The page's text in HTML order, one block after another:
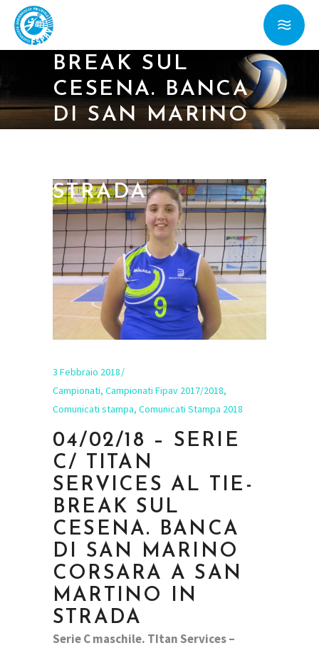
SERVICES AL TIE-
BREAK SUL
CESENA. BANCA
DI SAN MARINO
STRADA
3 Febbraio 2018
Campionati, Campionati Fipav 2017/2018,
Comunicati stampa, Comunicati Stampa 2018
04/02/18 – SERIE
C/ TITAN
SERVICES AL TIE-
BREAK SUL
CESENA. BANCA
DI SAN MARINO
CORSARA A SAN
MARTINO IN
STRADA
Serie C maschile. TItan Services –